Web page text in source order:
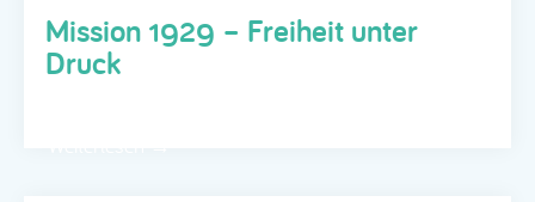
Mission 1929 – Freiheit unter
Druck